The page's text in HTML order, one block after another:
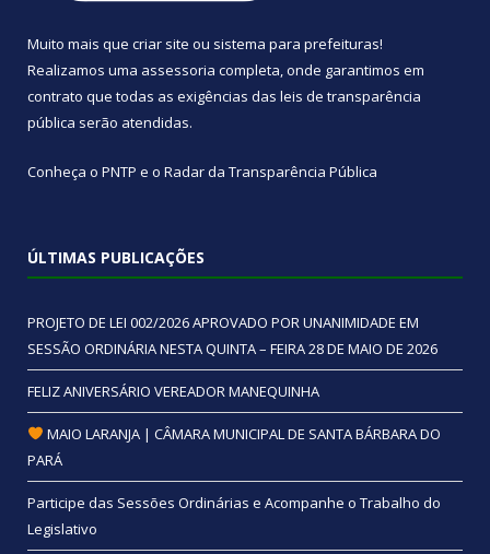
Muito mais que criar site ou sistema para prefeituras!
Realizamos uma assessoria completa, onde garantimos em
contrato que todas as exigências das leis de transparência
pública serão atendidas.
Conheça o PNTP e o Radar da Transparência Pública
ÚLTIMAS PUBLICAÇÕES
PROJETO DE LEI 002/2026 APROVADO POR UNANIMIDADE EM
SESSÃO ORDINÁRIA NESTA QUINTA – FEIRA 28 DE MAIO DE 2026
FELIZ ANIVERSÁRIO VEREADOR MANEQUINHA
MAIO LARANJA | CÂMARA MUNICIPAL DE SANTA BÁRBARA DO
PARÁ
Participe das Sessões Ordinárias e Acompanhe o Trabalho do
Legislativo